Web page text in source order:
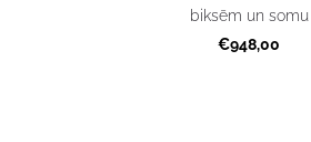
biksēm un somu
€948,00